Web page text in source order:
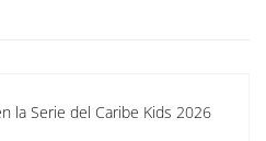
la Serie del Caribe Kids 2026